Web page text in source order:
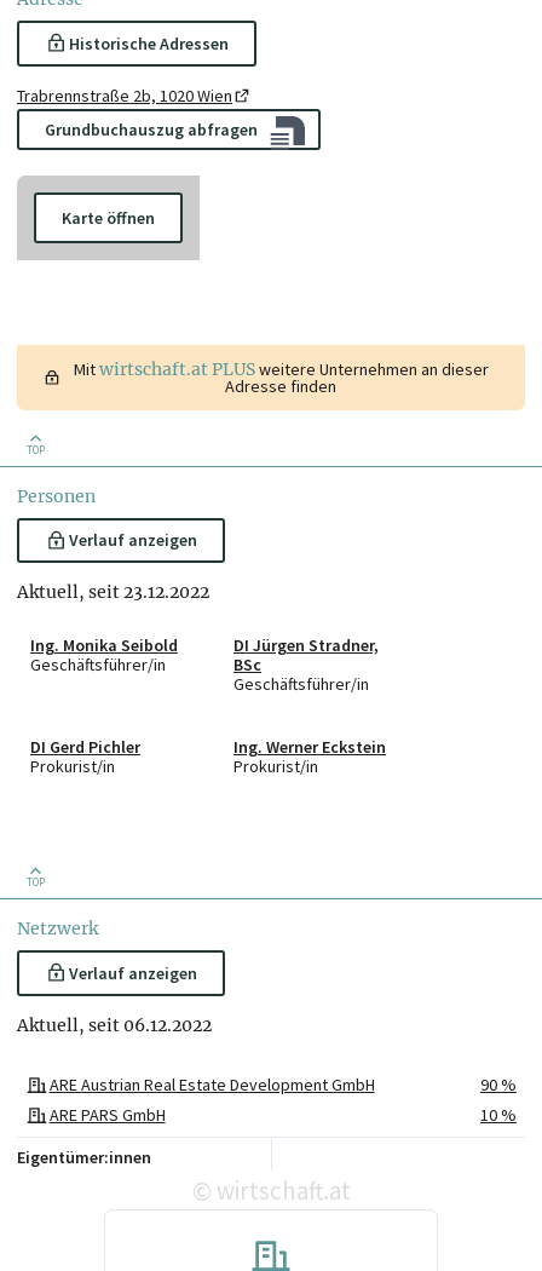
Historische Adressen
Trabrennstraße 2b, 1020 Wien
Grundbuchauszug abfragen
Karte öffnen
Mitwirtschaft.at PLUSweitere Unternehmen an dieser
Adresse finden
TOP
Personen
Verlauf anzeigen
Aktuell, seit 23.12.2022
Ing. Monika Seibold
Geschäftsführer/in
DI Jürgen Stradner,
BSc
Geschäftsführer/in
DI Gerd Pichler
Prokurist/in
Ing. Werner Eckstein
Prokurist/in
TOP
Netzwerk
Verlauf anzeigen
Aktuell, seit 06.12.2022
ARE Austrian Real Estate Development GmbH
90 %
ARE PARS GmbH
10 %
Eigentümer:innen
© wirtschaft.at